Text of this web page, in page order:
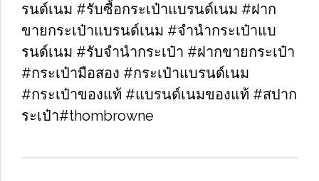
รนด์เนม #รับซื้อกระเป๋าแบรนด์เนม​ #ฝาก
ขายกระเป๋าแบรนด์เนม​ #จำนำกระเป๋าแบ
รนด์เนม​ #รับจำนำกระเป๋า #ฝากขายกระเป๋า
#กระเป๋ามือสอง​ #กระเป๋าแบรนด์เนม​
#กระเป๋าของแท้​ #แบรนด์เนมของแท้ #สปาก
ระเป๋า#thombrowne